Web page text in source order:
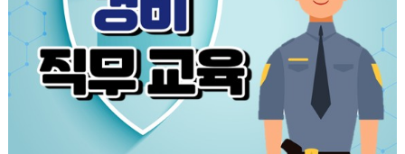
내강의실
사이트맵